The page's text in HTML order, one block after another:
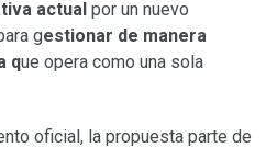
actual por un nuevo
gestionar de manera
que opera como una sola
oficial, la propuesta parte de